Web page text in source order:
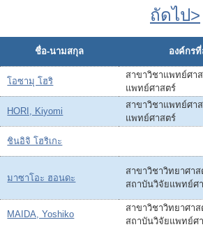
ถัดไป>
ชื่อ-นามสกุล องค์กร
โอซามุ โฮริ
สาขาวิชาแพทย์ศา
แพทย์ศาสตร์
HORI, Kiyomi
สาขาวิชาแพทย์ศา
แพทย์ศาสตร์
ชินอิจิ โฮริเกะ
มาซาโอะ ฮอนดะ
สาขาวิชาวิทยาศา
สถาบันวิจัยแพทย์ศ
MAIDA, Yoshiko
สาขาวิชาวิทยาศา
สถาบันวิจัยแพทย์ศ